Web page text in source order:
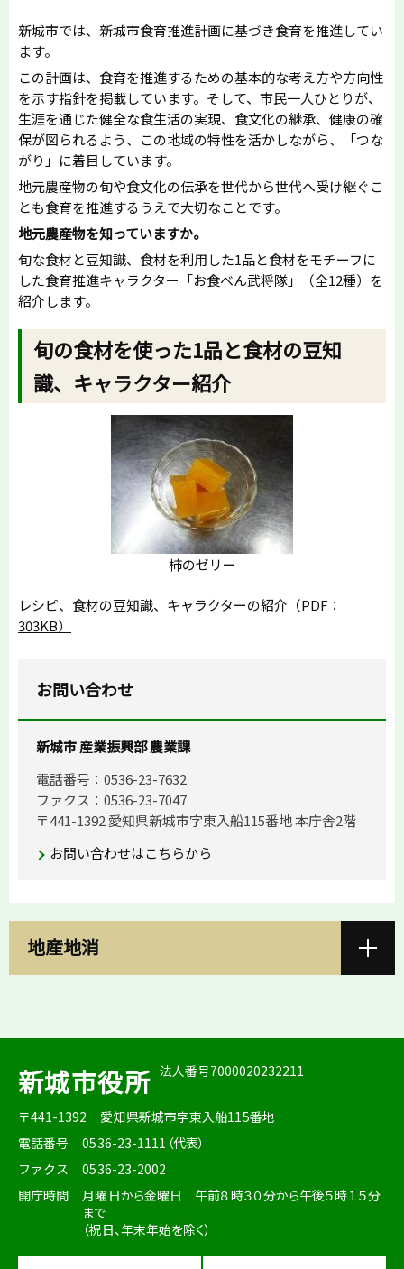
新城市では、新城市食育推進計画に基づき食育を推進してい
ます。
この計画は、食育を推進するための基本的な考え方や方向性
を示す指針を掲載しています。そして、市民一人ひとりが、
生涯を通じた健全な食生活の実現、食文化の継承、健康の確
保が図られるよう、この地域の特性を活かしながら、「つな
がり」に着目しています。
地元農産物の旬や食文化の伝承を世代から世代へ受け継ぐこ
とも食育を推進するうえで大切なことです。
地元農産物を知っていますか。
旬な食材と豆知識、食材を利用した1品と食材をモチーフに
した食育推進キャラクター「お食べん武将隊」（全12種）を
紹介します。
旬の食材を使った1品と食材の豆知
識、キャラクター紹介
柿のゼリー
レシピ、食材の豆知識、キャラクターの紹介（PDF：
303KB）
お問い合わせ
新城市 産業振興部 農業課
電話番号：0536-23-7632
ファクス：0536-23-7047
〒441-1392 愛知県新城市字東入船115番地 本庁舎2階
お問い合わせはこちらから
地産地消
新城市役所 法人番号7000020232211
〒441-1392
愛知県新城市字東入船115番地
電話番号
0536-23-1111（代表）
ファクス
0536-23-2002
開庁時間
月曜日から金曜日 午前８時３０分から午後５時１５分
まで
（祝日、年末年始を除く）